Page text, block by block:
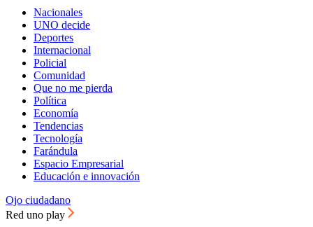
Nacionales
UNO decide
Deportes
Internacional
Policial
Comunidad
Que no me pierda
Política
Economía
Tendencias
Tecnología
Farándula
Espacio Empresarial
Educación e innovación
Ojo ciudadano
Red uno play